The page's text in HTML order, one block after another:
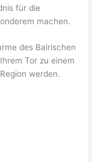
für die
machen.
des Bairischen
Tor zu einem
werden.